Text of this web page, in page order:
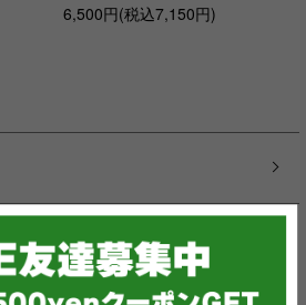
6,500円(税込7,150円)